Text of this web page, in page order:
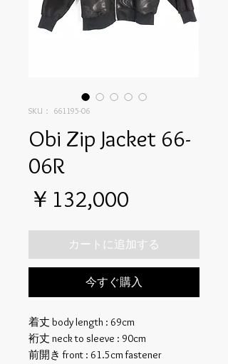
SKU： 661195-06
Obi Zip Jacket 66-
06R
￥132,000
格
カートに追加する
今すぐ購入
着丈 body length : 69cm
裄丈 neck to sleeve : 90cm
前開き front : 61.5cm fastener